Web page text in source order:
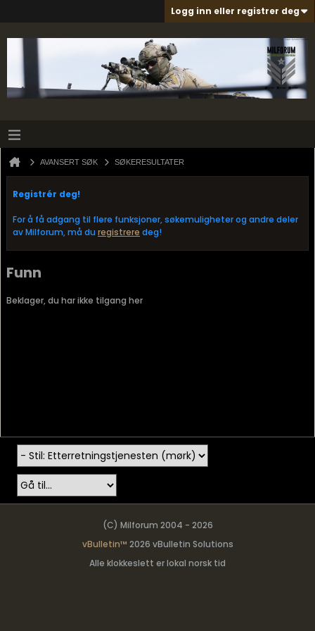
Logg inn eller registrer deg
AVANSERT SØK SØKERESULTATER
Registrér deg!
For å få adgang til flere funksjoner, søkemuligheter og andre deler
av Milforum, må du registrere deg!
Funn
Beklager, du har ikke tilgang her
(C) Milforum 2004 - 2026
vBulletin™ 2026 vBulletin Solutions
Alle klokkeslett er lokal norsk tid